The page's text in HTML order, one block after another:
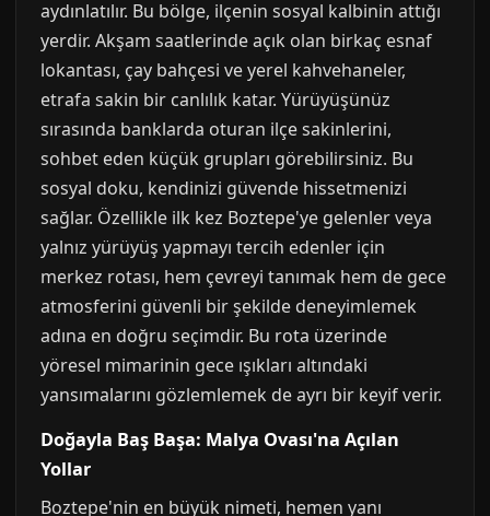
aydınlatılır. Bu bölge, ilçenin sosyal kalbinin attığı
yerdir. Akşam saatlerinde açık olan birkaç esnaf
lokantası, çay bahçesi ve yerel kahvehaneler,
etrafa sakin bir canlılık katar. Yürüyüşünüz
sırasında banklarda oturan ilçe sakinlerini,
sohbet eden küçük grupları görebilirsiniz. Bu
sosyal doku, kendinizi güvende hissetmenizi
sağlar. Özellikle ilk kez Boztepe'ye gelenler veya
yalnız yürüyüş yapmayı tercih edenler için
merkez rotası, hem çevreyi tanımak hem de gece
atmosferini güvenli bir şekilde deneyimlemek
adına en doğru seçimdir. Bu rota üzerinde
yöresel mimarinin gece ışıkları altındaki
yansımalarını gözlemlemek de ayrı bir keyif verir.
Doğayla Baş Başa: Malya Ovası'na Açılan
Yollar
Boztepe'nin en büyük nimeti, hemen yanı